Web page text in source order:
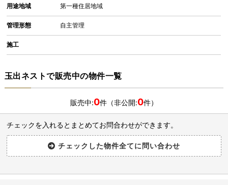
用途地域 第一種住居地域
管理形態 自主管理
施工
玉出ネストで販売中の物件一覧
販売中:0件（非公開:0件）
チェックを入れるとまとめてお問合わせができます。